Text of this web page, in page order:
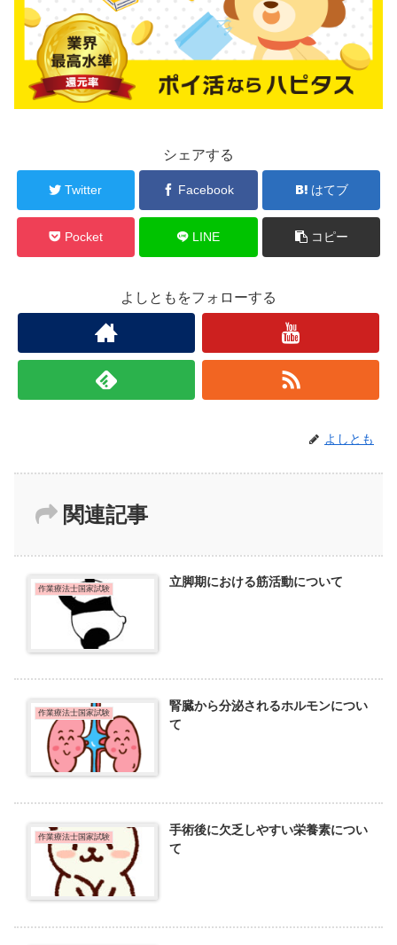
シェアする
Twitter Facebook はてブ
Pocket LINE コピー
よしともをフォローする
よしとも
関連記事
作業療法士国家試験 立脚期における筋活動について
作業療法士国家試験
腎臓から分泌されるホルモンについ
て
作業療法士国家試験
手術後に欠乏しやすい栄養素につい
て